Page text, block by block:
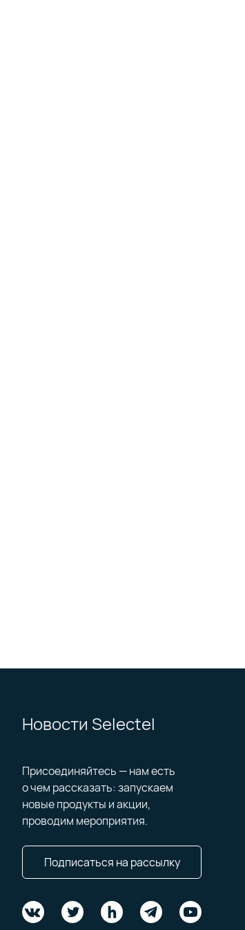
Новости Selectel
Присоединяйтесь — нам есть
о чем рассказать: запускаем
новые продукты и акции,
проводим мероприятия.
Подписаться на рассылку